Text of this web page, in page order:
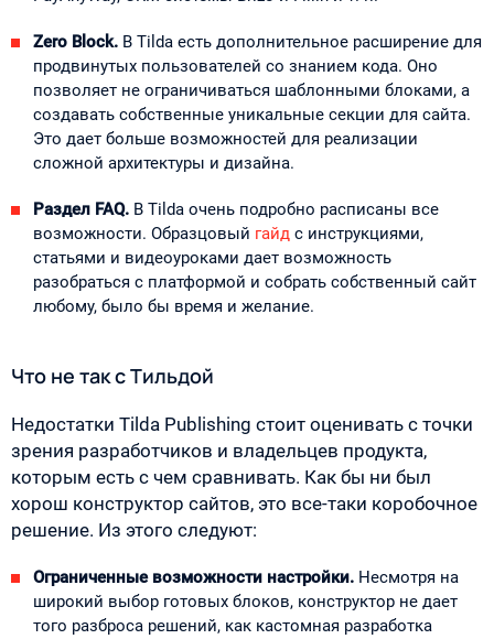
Zero Block. В Tilda есть дополнительное расширение для
продвинутых пользователей со знанием кода. Оно
позволяет не ограничиваться шаблонными блоками, а
создавать собственные уникальные секции для сайта.
Это дает больше возможностей для реализации
сложной архитектуры и дизайна.
Раздел FAQ. В Tilda очень подробно расписаны все
возможности. Образцовый гайд с инструкциями,
статьями и видеоуроками дает возможность
разобраться с платформой и собрать собственный сайт
любому, было бы время и желание.
Что не так с Тильдой
Недостатки Tilda Publishing стоит оценивать с точки
зрения разработчиков и владельцев продукта,
которым есть с чем сравнивать. Как бы ни был
хорош конструктор сайтов, это все-таки коробочное
решение. Из этого следуют:
Ограниченные возможности настройки. Несмотря на
широкий выбор готовых блоков, конструктор не дает
того разброса решений, как кастомная разработка